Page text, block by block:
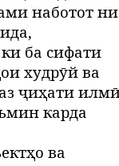
наботот
ба сифати
худрӯй ва
ҷиҳати
карда
ва